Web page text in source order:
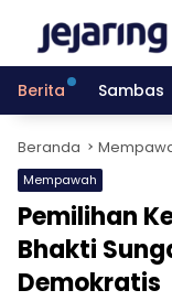
konten
Berita
Sambas
Beranda
Mempawah
Pemilihan
Bhakti
Demokratis